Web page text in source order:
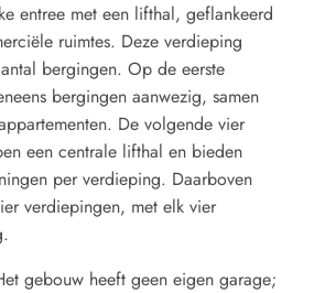
entree met een lifthal, geflankeerd
ruimtes. Deze verdieping
bergingen. Op de eerste
bergingen aanwezig, samen
De volgende vier
een centrale lifthal en bieden
per verdieping. Daarboven
verdiepingen, met elk vier
gebouw heeft geen eigen garage;